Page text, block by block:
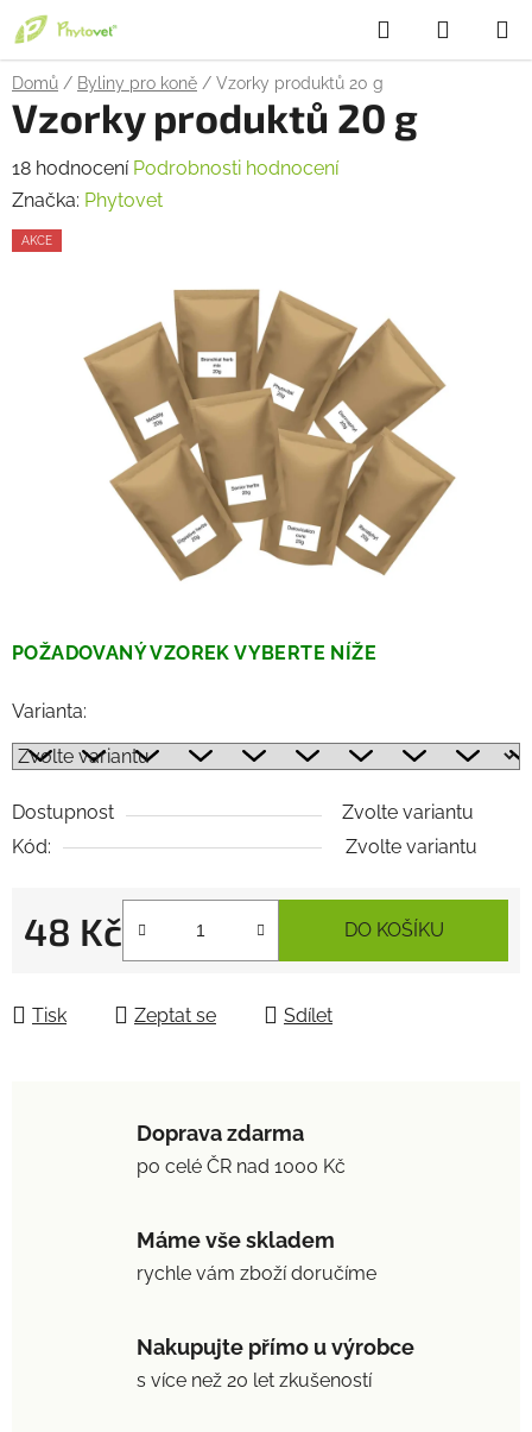
Přejít
na
obsah
Hledat
KOŠÍK
Domů / Byliny pro koně / Vzorky produktů 20 g
POŽADOVANÝ VZOREK VYBERTE NÍŽE
Varianta:
Dostupnost
Zvolte variantu
Kód:
Zvolte variantu
48 Kč
Měrná cena:
DO KOŠÍKU
Tisk Zeptat se Sdílet
Vzorky produktů 20 g
Průměrné
hodnocení
produktu
hvězdiček.
18 hodnocení Podrobnosti hodnocení
Značka: Phytovet
AKCE
Doprava zdarma
po celé ČR nad 1000 Kč
Máme vše skladem
rychle vám zboží doručíme
Nakupujte přímo u výrobce
s více než 20 let zkušeností